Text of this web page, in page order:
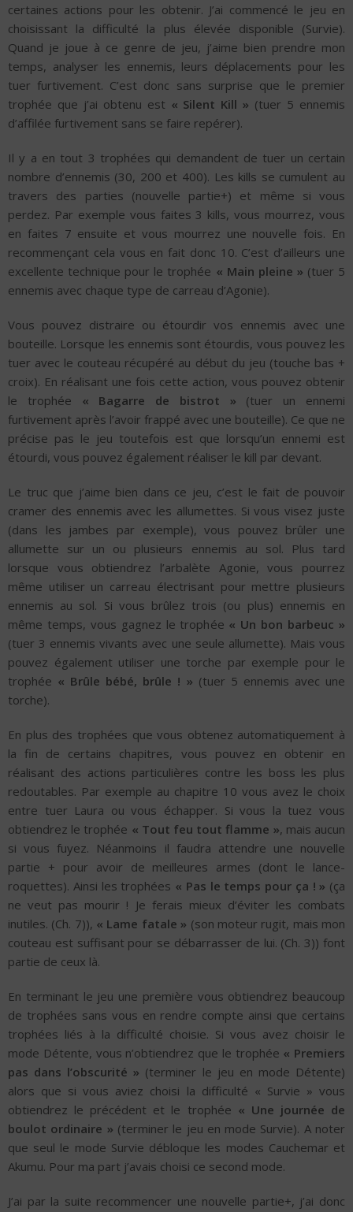
certaines actions pour les obtenir. J’ai commencé le jeu en
choisissant la difficulté la plus élevée disponible (Survie).
Quand je joue à ce genre de jeu, j’aime bien prendre mon
temps, analyser les ennemis, leurs déplacements pour les
tuer furtivement. C’est donc sans surprise que le premier
trophée que j’ai obtenu est « Silent Kill » (tuer 5 ennemis
d’affilée furtivement sans se faire repérer).
Il y a en tout 3 trophées qui demandent de tuer un certain
nombre d’ennemis (30, 200 et 400). Les kills se cumulent au
travers des parties (nouvelle partie+) et même si vous
perdez. Par exemple vous faites 3 kills, vous mourrez, vous
en faites 7 ensuite et vous mourrez une nouvelle fois. En
recommençant cela vous en fait donc 10. C’est d’ailleurs une
excellente technique pour le trophée « Main pleine » (tuer 5
ennemis avec chaque type de carreau d’Agonie).
Vous pouvez distraire ou étourdir vos ennemis avec une
bouteille. Lorsque les ennemis sont étourdis, vous pouvez les
tuer avec le couteau récupéré au début du jeu (touche bas +
croix). En réalisant une fois cette action, vous pouvez obtenir
le trophée « Bagarre de bistrot » (tuer un ennemi
furtivement après l’avoir frappé avec une bouteille). Ce que ne
précise pas le jeu toutefois est que lorsqu’un ennemi est
étourdi, vous pouvez également réaliser le kill par devant.
Le truc que j’aime bien dans ce jeu, c’est le fait de pouvoir
cramer des ennemis avec les allumettes. Si vous visez juste
(dans les jambes par exemple), vous pouvez brûler une
allumette sur un ou plusieurs ennemis au sol. Plus tard
lorsque vous obtiendrez l’arbalète Agonie, vous pourrez
même utiliser un carreau électrisant pour mettre plusieurs
ennemis au sol. Si vous brûlez trois (ou plus) ennemis en
même temps, vous gagnez le trophée « Un bon barbeuc »
(tuer 3 ennemis vivants avec une seule allumette). Mais vous
pouvez également utiliser une torche par exemple pour le
trophée « Brûle bébé, brûle ! » (tuer 5 ennemis avec une
torche).
En plus des trophées que vous obtenez automatiquement à
la fin de certains chapitres, vous pouvez en obtenir en
réalisant des actions particulières contre les boss les plus
redoutables. Par exemple au chapitre 10 vous avez le choix
entre tuer Laura ou vous échapper. Si vous la tuez vous
obtiendrez le trophée « Tout feu tout flamme », mais aucun
si vous fuyez. Néanmoins il faudra attendre une nouvelle
partie + pour avoir de meilleures armes (dont le lance-
roquettes). Ainsi les trophées « Pas le temps pour ça ! » (ça
ne veut pas mourir ! Je ferais mieux d’éviter les combats
inutiles. (Ch. 7)), « Lame fatale » (son moteur rugit, mais mon
couteau est suffisant pour se débarrasser de lui. (Ch. 3)) font
partie de ceux là.
En terminant le jeu une première vous obtiendrez beaucoup
de trophées sans vous en rendre compte ainsi que certains
trophées liés à la difficulté choisie. Si vous avez choisir le
mode Détente, vous n’obtiendrez que le trophée « Premiers
pas dans l’obscurité » (terminer le jeu en mode Détente)
alors que si vous aviez choisi la difficulté « Survie » vous
obtiendrez le précédent et le trophée « Une journée de
boulot ordinaire » (terminer le jeu en mode Survie). A noter
que seul le mode Survie débloque les modes Cauchemar et
Akumu. Pour ma part j’avais choisi ce second mode.
J’ai par la suite recommencer une nouvelle partie+, j’ai donc